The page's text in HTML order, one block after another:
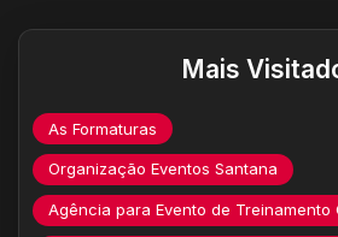
Mais
As Formaturas
Organização Eventos Santana
Agência para Evento de Treinamento